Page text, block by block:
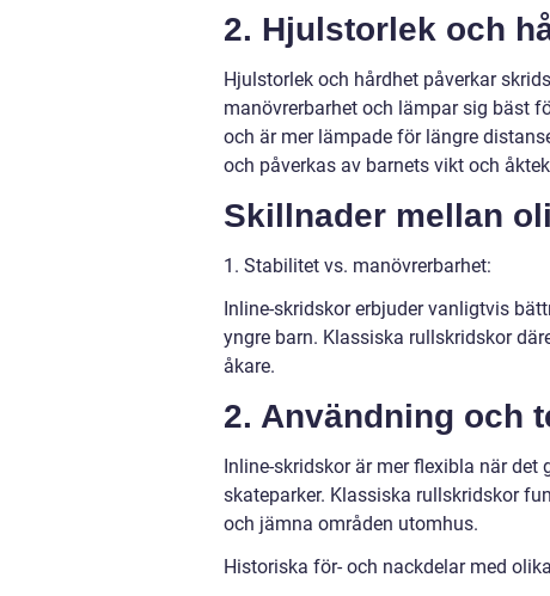
2. Hjulstorlek och
Hjulstorlek och hårdhet påverkar
manövrerbarhet och lämpar sig bäst
och är mer lämpade för längre
och påverkas av barnets vikt och
Skillnader mellan
1. Stabilitet vs. manövrerbarhet:
Inline-skridskor erbjuder vanligtvis
yngre barn. Klassiska rullskridskor
åkare.
2. Användning och
Inline-skridskor är mer flexibla när
skateparker. Klassiska rullskridskor
och jämna områden utomhus.
Historiska för- och nackdelar med